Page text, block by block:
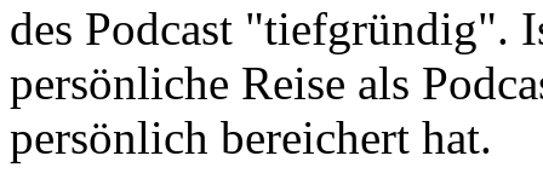
des Podcast "tiefgründig".
persönliche Reise als
persönlich bereichert hat.